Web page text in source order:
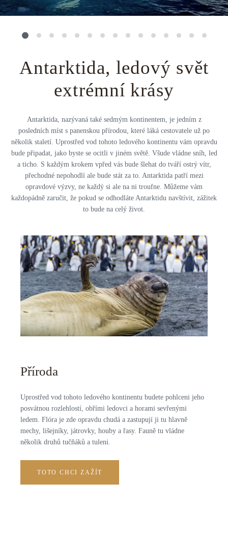
Antarktida, ledový svět
extrémní krásy
Antarktida, nazývaná také sedmým kontinentem, je jedním z
posledních míst s panenskou přírodou, které láká cestovatele už po
několik staletí. Uprostřed vod tohoto ledového kontinentu vám opravdu
bude připadat, jako byste se ocitli v jiném světě. Všude vládne sníh, led
a ticho. S každým krokem vpřed vás bude šlehat do tváří ostrý vítr,
přechodné nepohodlí ale bude stát za to. Antarktida patří mezi
opravdové výzvy, ne každý si ale na ni troufne. Můžeme vám
každopádně zaručit, že pokud se odhodláte Antarktidu navštívit, zážitek
to bude na celý život.
Příroda
Uprostřed vod tohoto ledového kontinentu budete pohlceni jeho
posvátnou rozlehlostí, obřími ledovci a horami sevřenými
ledem. Flóra je zde opravdu chudá a zastupují ji tu hlavně
mechy, lišejníky, játrovky, houby a řasy. Fauně tu vládne
několik druhů tučňáků a tuleni.
TOTO CHCI ZAŽÍT
Private jet
Golfová dovolená
Dovolená na pláži
Prodloužený víkend
Privátní vily
Všechny zážitky